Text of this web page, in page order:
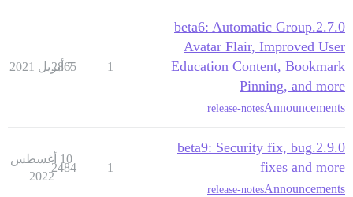
2.7.0.beta6: Automatic Group
Avatar Flair, Improved User
Education Content, Bookmark
Pinning, and more
Announcements
release-notes
1
2865
7 أبريل 2021
2.9.0.beta9: Security fix, bug
fixes and more
Announcements
release-notes
1
2484
10 أغسطس
2022